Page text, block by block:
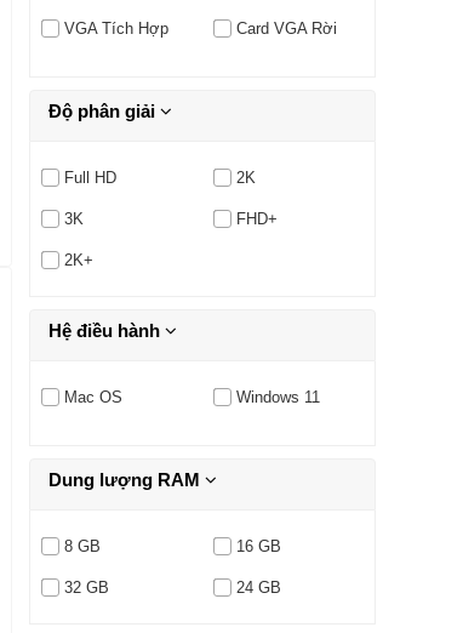
VGA Tích Hợp Card VGA Rời
Độ phân giải
Full HD 2K
3K FHD+
2K+
Hệ điều hành
Mac OS Windows 11
Dung lượng RAM
8 GB 16 GB
32 GB 24 GB